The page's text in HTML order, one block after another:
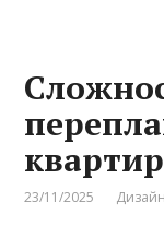
23/11/2025